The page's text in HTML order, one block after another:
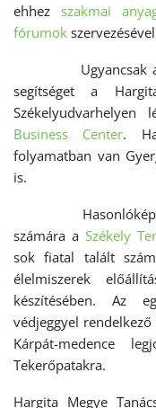
ehhez szakmai
fórumok
Ugyancsak a
segítséget a
Business Center.
folyamatban van
is.
Hasonlóképpen
számára a Székely
sok fiatal talált
élelmiszerek
készítésében. Az
védjeggyel
Kárpát-medence
Tekerőpatakra.
Hargita Megye